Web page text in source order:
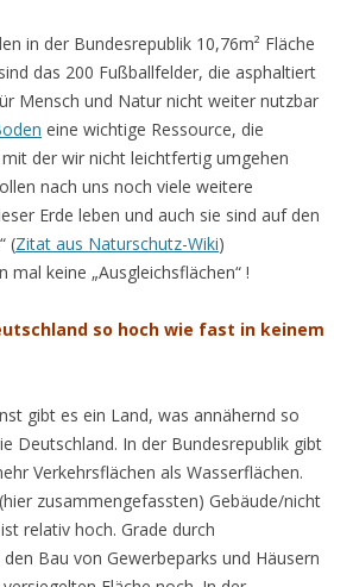
in der Bundesrepublik 10,76m² Fläche
das 200 Fußballfelder, die asphaltiert
Mensch und Natur nicht weiter nutzbar
eine wichtige Ressource, die
der wir nicht leichtfertig umgehen
nach uns noch viele weitere
Erde leben und auch sie sind auf den
(Zitat aus Naturschutz-Wiki)
mal keine „Ausgleichsflächen“ !
so hoch wie fast in keinem
gibt es ein Land, was annähernd so
Deutschland. In der Bundesrepublik gibt
Verkehrsflächen als Wasserflächen.
zusammengefassten) Gebäude/nicht
relativ hoch. Grade durch
Bau von Gewerbeparks und Häusern